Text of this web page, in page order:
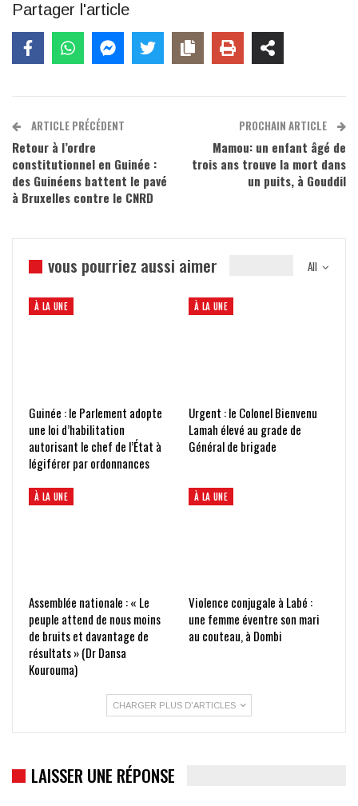
Partager l'article
ARTICLE PRÉCÉDENT
Retour à l’ordre
constitutionnel en Guinée :
des Guinéens battent le pavé
à Bruxelles contre le CNRD
PROCHAIN ARTICLE
Mamou: un enfant âgé de
trois ans trouve la mort dans
un puits, à Gouddil
All
vous pourriez aussi aimer
À LA UNE
Guinée : le Parlement adopte
une loi d’habilitation
autorisant le chef de l’État à
légiférer par ordonnances
À LA UNE
Urgent : le Colonel Bienvenu
Lamah élevé au grade de
Général de brigade
À LA UNE
Assemblée nationale : « Le
peuple attend de nous moins
de bruits et davantage de
résultats » (Dr Dansa
Kourouma)
À LA UNE
Violence conjugale à Labé :
une femme éventre son mari
au couteau, à Dombi
CHARGER PLUS D'ARTICLES
LAISSER UNE RÉPONSE